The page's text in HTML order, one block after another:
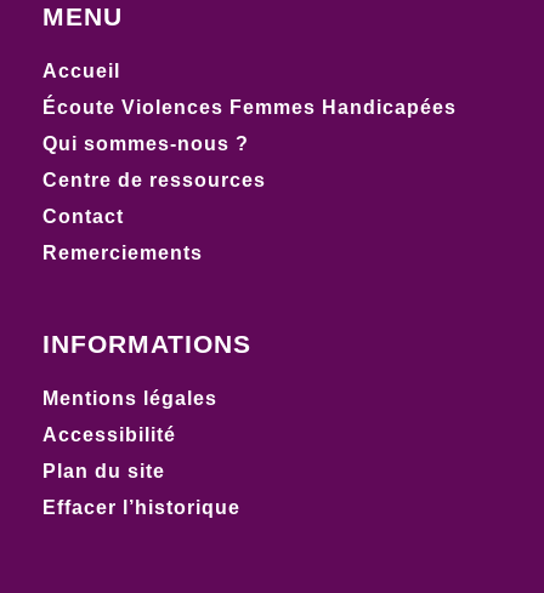
MENU
Accueil
Écoute Violences Femmes Handicapées
Qui sommes-nous ?
Centre de ressources
Contact
Remerciements
INFORMATIONS
Mentions légales
Accessibilité
Plan du site
Effacer l’historique